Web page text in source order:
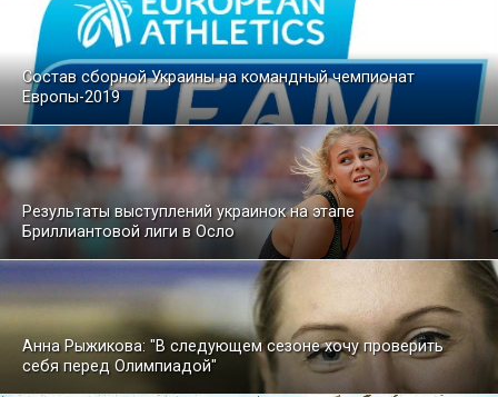
Состав сборной Украины на командный чемпионат
Европы-2019
Результаты выступлений украинок на этапе
Бриллиантовой лиги в Осло
Анна Рыжикова: "В следующем сезоне хочу проверить
себя перед Олимпиадой"